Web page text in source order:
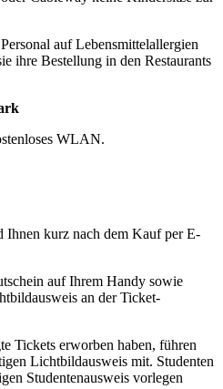
auf Lebensmittelallergien
ihre Bestellung in den Restaurants
WLAN.
Ihnen kurz nach dem Kauf per E-
auf Ihrem Handy sowie
an der Ticket-
Tickets erworben haben, führen
Lichtbildausweis mit. Studenten
Studentenausweis vorlegen